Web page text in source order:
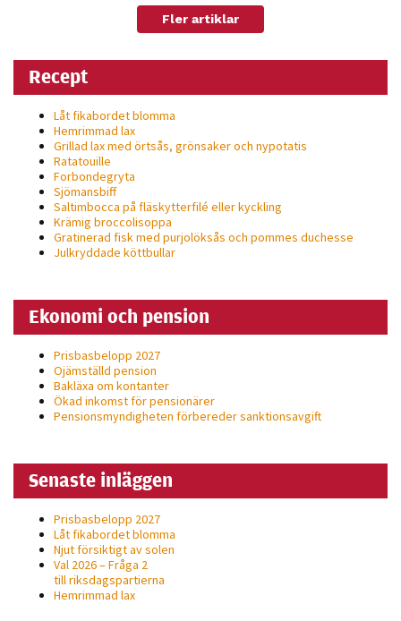
Fler artiklar
Recept
Låt fikabordet blomma
Hemrimmad lax
Grillad lax med örtsås, grönsaker och nypotatis
Ratatouille
Forbondegryta
Sjömansbiff
Saltimbocca på fläsk­ytterfilé eller kyckling
Krämig broccolisoppa
Gratinerad fisk med purjolöksås och pommes duchesse
Julkryddade köttbullar
Ekonomi och pension
Prisbasbelopp 2027
Ojämställd pension
Bakläxa om kontanter
Ökad inkomst för pensionärer
Pensionsmyndigheten förbereder sanktionsavgift
Senaste inläggen
Prisbasbelopp 2027
Låt fikabordet blomma
Njut försiktigt av solen
Val 2026 – Fråga 2
till riksdagspartierna
Hemrimmad lax